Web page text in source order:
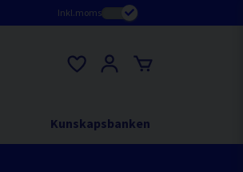
Inkl.moms
Kunskapsbanken